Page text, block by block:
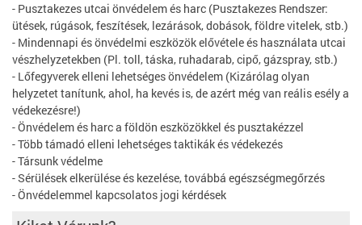
- Pusztakezes utcai önvédelem és harc (Pusztakezes Rendszer:
ütések, rúgások, feszítések, lezárások, dobások, földre vitelek, stb.)
- Mindennapi és önvédelmi eszközök elővétele és használata utcai
vészhelyzetekben (Pl. toll, táska, ruhadarab, cipő, gázspray, stb.)
- Lőfegyverek elleni lehetséges önvédelem (Kizárólag olyan
helyzetet tanítunk, ahol, ha kevés is, de azért még van reális esély a
védekezésre!)
- Önvédelem és harc a földön eszközökkel és pusztakézzel
- Több támadó elleni lehetséges taktikák és védekezés
- Társunk védelme
- Sérülések elkerülése és kezelése, továbbá egészségmegőrzés
- Önvédelemmel kapcsolatos jogi kérdések